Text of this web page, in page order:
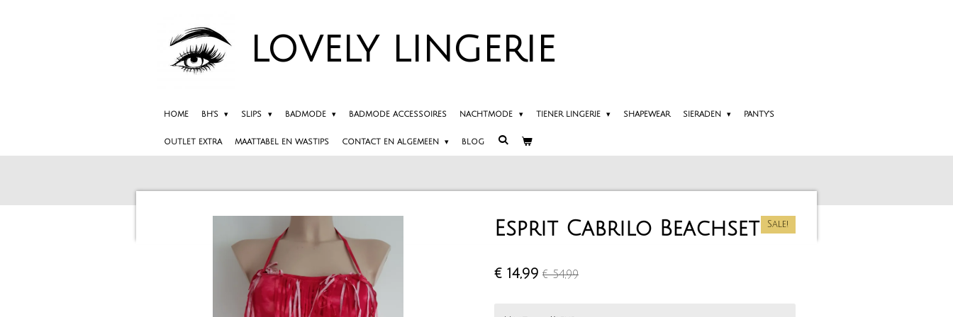
LOVELY LINGERIE
HOME BH'S SLIPS BADMODE BADMODE ACCESSOIRES NACHTMODE TIENER LINGERIE SHAPEWEAR SIERADEN PANTY'S
OUTLET EXTRA MAATTABEL EN WASTIPS CONTACT EN ALGEMEEN BLOG
Esprit Cabrilo Beachset Sale!
€ 14,99 € 54,99